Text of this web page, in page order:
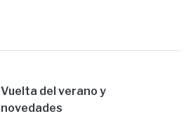
Vuelta del verano y
novedades